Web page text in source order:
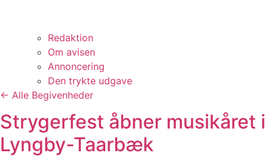
Redaktion
Om avisen
Annoncering
Den trykte udgave
← Alle Begivenheder
Strygerfest åbner musikåret i
Lyngby-Taarbæk